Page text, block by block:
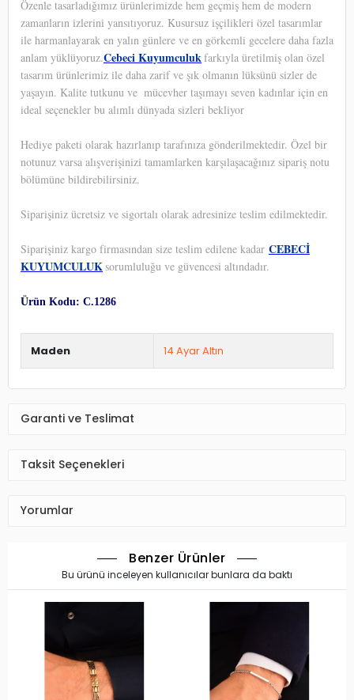
Özenle tasarladığımız ürünlerimizde hem geçmiş hem de modern
zamanların izlerini yansıtıyoruz. Kusursuz işçilikleri özel tasarımlar
ile harmanlayarak en yalın günlere ve en görkemli gecelere daha fazla
anlam yüklüyoruz.Cebeci Kuyumculukfarkıyla üretilmiş olan özel
tasarım ürünlerimiz ile daha zarif ve şık olmanın lüksünü sizler de
yaşayın. Kalite tutkunu ve mücevher taşımayı seven kadınlar için en
ideal seçenekler bu alımlı dünyada sizleri bekliyor
Hediye paketi olarak hazırlanıp tarafınıza gönderilmektedir. Özel bir
notunuz varsa alışverişinizi tamamlarken karşılaşacağınız sipariş notu
bölümüne bildirebilirsiniz.
Siparişiniz ücretsiz ve sigortalı olarak adresinize teslim edilmektedir.
Siparişiniz kargo firmasından size teslim edilene kadar CEBECİ
KUYUMCULUKsorumluluğu ve güvencesi altındadır.
Ürün Kodu: C.1286
Maden 14 Ayar Altın
Garanti ve Teslimat
Taksit Seçenekleri
Yorumlar
Benzer Ürünler
Bu ürünü inceleyen kullanıcılar bunlara da baktı